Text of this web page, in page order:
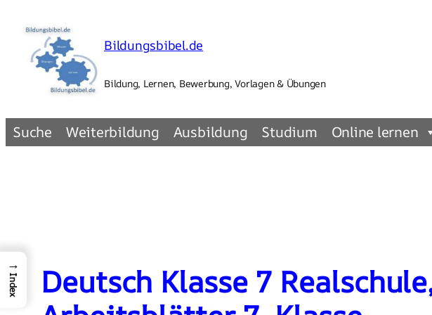
Inhalt
springen
Bildungsbibel.de
Bildung, Lernen, Bewerbung, Vorlagen & Übungen
Suche Weiterbildung Ausbildung Studium Online lernen
Deutsch Klasse 7
→
Index